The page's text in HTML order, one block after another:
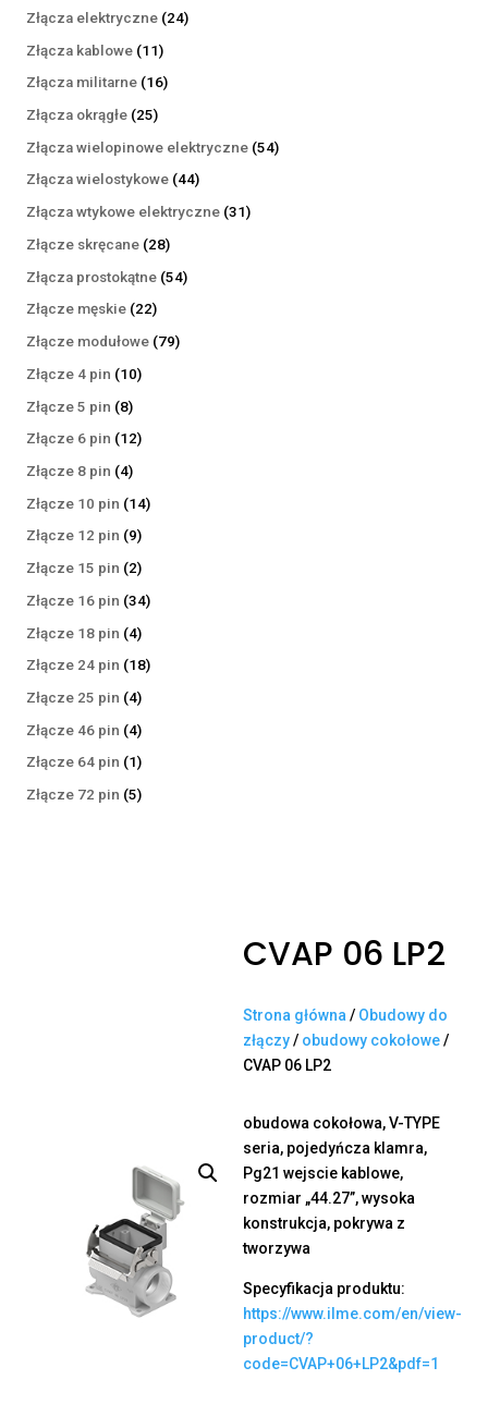
produkty
Złącza elektryczne 2424
Złącza kablowe 1111
produktów
Złącza militarne 1616
Złącza okrągłe 2525
produktów
Złącza wielopinowe elektryczne 5454
Złącza wielostykowe 4444
produkty
Złącza wtykowe elektryczne 3131
Złącze skręcane 2828
produktów
Złącza prostokątne 5454
Złącze męskie 2222
produkty
Złącze modułowe 7979
Złącze 4 pin 1010
Złącze 5 pin 88
produktów
Złącze 6 pin 1212
Złącze 8 pin 44
produkty
Złącze 10 pin 1414
Złącze 12 pin 99
produktów
Złącze 15 pin 22
produkty
Złącze 16 pin 3434
Złącze 18 pin 44
produkty
Złącze 24 pin 1818
Złącze 25 pin 44
produkty
Złącze 46 pin 44
produkty
Złącze 64 pin 11
produkt
Złącze 72 pin 55
CVAP 06 LP2
Strona główna / Obudowy do
złączy/ obudowy cokołowe/
CVAP 06 LP2
obudowa cokołowa, V-TYPE
seria, pojedyńcza klamra,
Pg21 wejscie kablowe,
rozmiar „44.27”, wysoka
konstrukcja, pokrywa z
tworzywa
Specyfikacja produktu:
https://www.ilme.com/en/view-
product/?
code=CVAP+06+LP2&pdf=1